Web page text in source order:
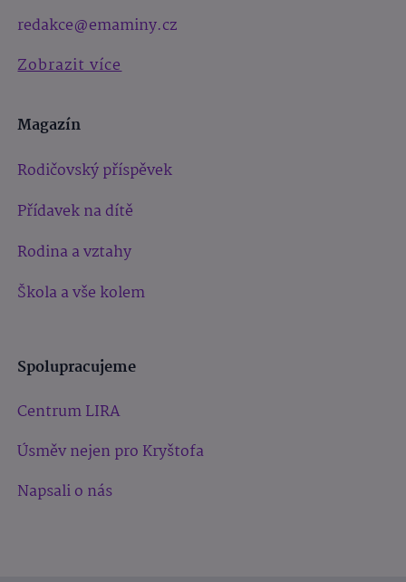
redakce@emaminy.cz
Zobrazit více
Magazín
Rodičovský příspěvek
Přídavek na dítě
Rodina a vztahy
Škola a vše kolem
Spolupracujeme
Centrum LIRA
Úsměv nejen pro Kryštofa
Napsali o nás